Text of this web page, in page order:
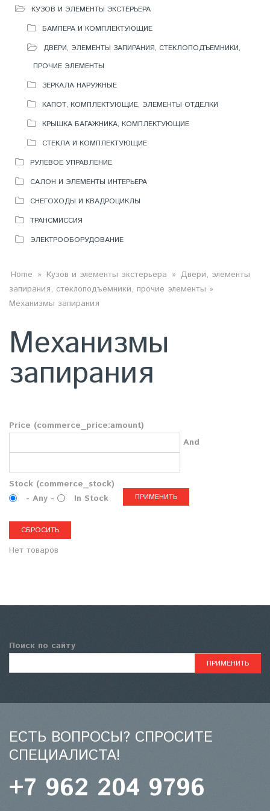
КУЗОВ И ЭЛЕМЕНТЫ ЭКСТЕРЬЕРА
БАМПЕРА И КОМПЛЕКТУЮЩИЕ
ДВЕРИ, ЭЛЕМЕНТЫ ЗАПИРАНИЯ, СТЕКЛОПОДЪЕМНИКИ,
ПРОЧИЕ ЭЛЕМЕНТЫ
ЗЕРКАЛА НАРУЖНЫЕ
КАПОТ, КОМПЛЕКТУЮЩИЕ, ЭЛЕМЕНТЫ ОТДЕЛКИ
КРЫШКА БАГАЖНИКА, КОМПЛЕКТУЮЩИЕ
СТЕКЛА И КОМПЛЕКТУЮЩИЕ
РУЛЕВОЕ УПРАВЛЕНИЕ
САЛОН И ЭЛЕМЕНТЫ ИНТЕРЬЕРА
СНЕГОХОДЫ И КВАДРОЦИКЛЫ
ТРАНСМИССИЯ
ЭЛЕКТРООБОРУДОВАНИЕ
ВЫ ЗДЕСЬ
Home » Кузов и элементы экстерьера » Двери, элементы
запирания, стеклоподъемники, прочие элементы »
Механизмы запирания
Механизмы
запирания
Price (commerce_price:amount)
And
Stock (commerce_stock)
- Any -
In Stock
Нет товаров
Поиск по сайту
ЕСТЬ ВОПРОСЫ? СПРОСИТЕ
СПЕЦИАЛИСТА!
+7 962 204 9796